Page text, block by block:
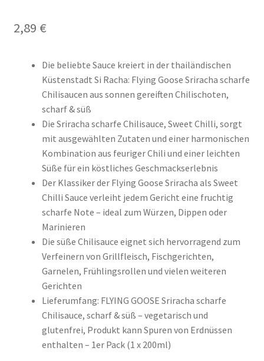
2,89 €
Die beliebte Sauce kreiert in der thailändischen
Küstenstadt Si Racha: Flying Goose Sriracha scharfe
Chilisaucen aus sonnen gereiften Chilischoten,
scharf & süß
Die Sriracha scharfe Chilisauce, Sweet Chilli, sorgt
mit ausgewählten Zutaten und einer harmonischen
Kombination aus feuriger Chili und einer leichten
Süße für ein köstliches Geschmackserlebnis
Der Klassiker der Flying Goose Sriracha als Sweet
Chilli Sauce verleiht jedem Gericht eine fruchtig
scharfe Note – ideal zum Würzen, Dippen oder
Marinieren
Die süße Chilisauce eignet sich hervorragend zum
Verfeinern von Grillfleisch, Fischgerichten,
Garnelen, Frühlingsrollen und vielen weiteren
Gerichten
Lieferumfang: FLYING GOOSE Sriracha scharfe
Chilisauce, scharf & süß – vegetarisch und
glutenfrei, Produkt kann Spuren von Erdnüssen
enthalten – 1er Pack (1 x 200ml)